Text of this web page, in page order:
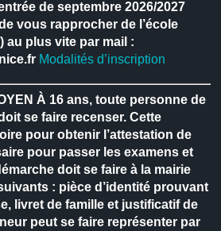
de septembre 2026/2027
vous rapprocher de l’école
au plus vite par mail :
Modalités d’inscription
À 16 ans, toute personne de
se faire recenser. Cette
pour obtenir l’attestation de
pour passer les examens et
doit se faire à la mairie
: pièce d’identité prouvant
livret de famille et justificatif de
peut se faire représenter par